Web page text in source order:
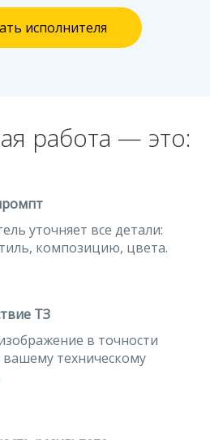
исполнителя
работа — это:
уточняет все детали:
композицию, цвета.
ТЗ
в точности
вашему техническому